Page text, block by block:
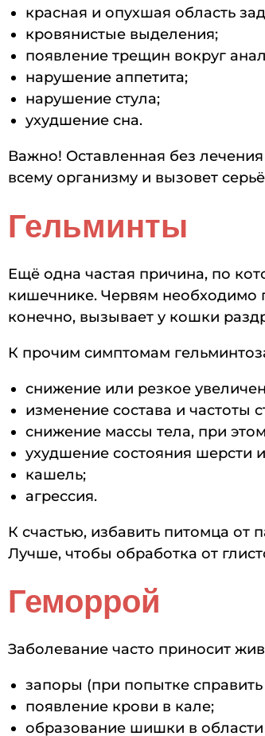
красная и опухшая область
кровянистые выделения;
появление трещин вокруг
нарушение аппетита;
нарушение стула;
ухудшение сна.
Важно! Оставленная без
всему организму и вызовет
Гельминты
Ещё одна частая причина, по
кишечнике. Червям необходимо
конечно, вызывает у кошки
К прочим симптомам
снижение или резкое
изменение состава и частоты
снижение массы тела, при
ухудшение состояния шерсти
кашель;
агрессия.
К счастью, избавить питомца от
Лучше, чтобы обработка от
Геморрой
Заболевание часто приносит
запоры (при попытке
появление крови в кале;
образование шишки в области